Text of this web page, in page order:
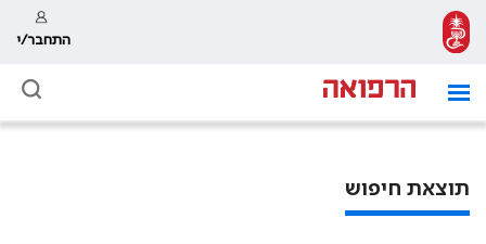
התחבר/י
תוצאת חיפוש